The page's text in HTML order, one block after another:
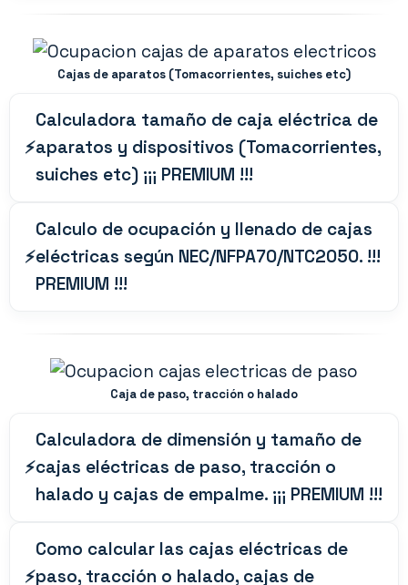
Cajas de aparatos (Tomacorrientes, suiches etc)
Calculadora tamaño de caja eléctrica de
aparatos y dispositivos (Tomacorrientes,
suiches etc) ¡¡¡ PREMIUM !!!
Calculo de ocupación y llenado de cajas
eléctricas según NEC/NFPA70/NTC2050. !!!
PREMIUM !!!
Caja de paso, tracción o halado
Calculadora de dimensión y tamaño de
cajas eléctricas de paso, tracción o
halado y cajas de empalme. ¡¡¡ PREMIUM !!!
Como calcular las cajas eléctricas de
paso, tracción o halado, cajas de